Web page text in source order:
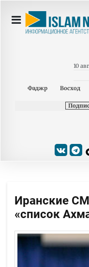
10
Фаджр
Восход
Иранские
«список